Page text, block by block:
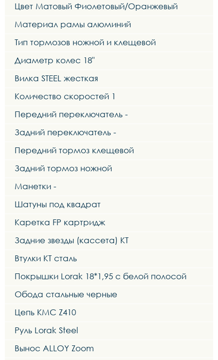
Цвет Матовый Фиолетовый/Оранжевый
Материал рамы алюминий
Тип тормозов ножной и клещевой
Диаметр колес 18"
Вилка STEEL жесткая
Количество скоростей 1
Передний переключатель -
Задний переключатель -
Передний тормоз клещевой
Задний тормоз ножной
Манетки -
Шатуны под квадрат
Каретка FP картридж
Задние звезды (кассета) KT
Втулки KT сталь
Покрышки Lorak 18*1,95 с белой полосой
Обода стальные черные
Цепь KMC Z410
Руль Lorak Steel
Вынос ALLOY Zoom